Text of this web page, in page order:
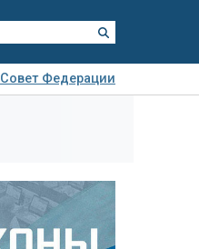
Совет Федерации